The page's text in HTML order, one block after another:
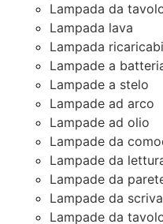
Lampada da
Lampada lava
Lampada
Lampade a
Lampade a stelo
Lampade ad arco
Lampade ad olio
Lampade da
Lampade da
Lampade da
Lampade da
Lampade da